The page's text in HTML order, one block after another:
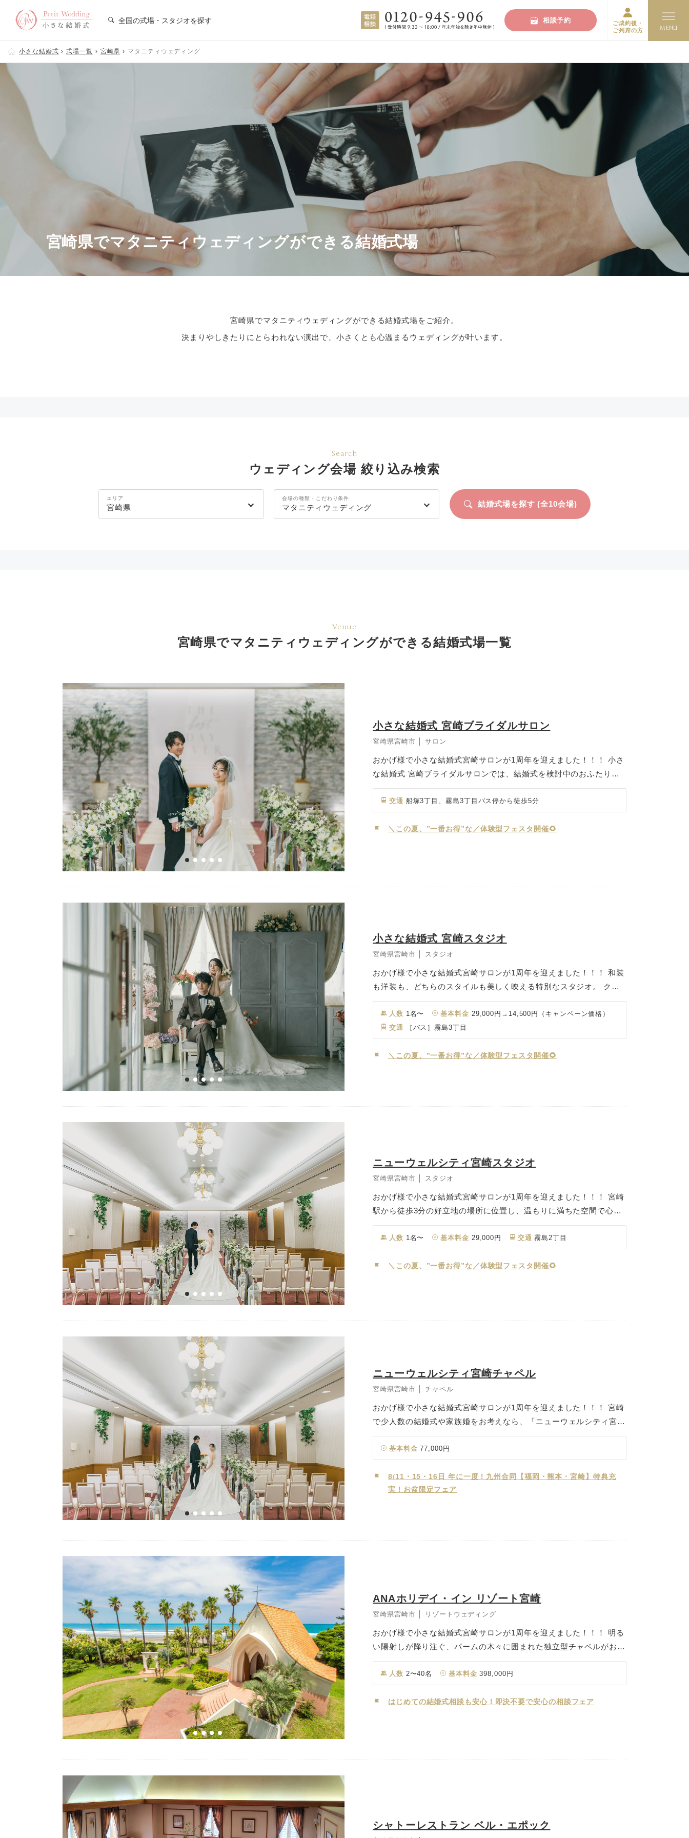
全国の式場・スタジオを探す 相談予約
ご成約後・
ご列席の方
小さな結婚式 式場一覧 宮崎県 マタニティウェディング
宮崎県でマタニティウェディングができる結婚式場
宮崎県でマタニティウェディングができる結婚式場をご紹介。
決まりやしきたりにとらわれない演出で、小さくとも心温まるウェディングが叶います。
Search
ウェディング会場 絞り込み検索
エリア
宮崎県
会場の種類・こだわり条件
マタニティウェディング 結婚式場を探す (全10会場)
Venue
宮崎県でマタニティウェディングができる結婚式場一覧
小さな結婚式 宮崎ブライダルサロン
宮崎県宮崎市 │ サロン
おかげ様で小さな結婚式宮崎サロンが1周年を迎えました！！！ 小さ
な結婚式 宮崎ブライダルサロンでは、結婚式を検討中のおふたりに
向けて、さまざまなスタイルをご提案しています。 ホテルやレスト
ランウェディング、神社式などの結婚式からフォトウェディングも相
談可能。 中でも、少人数結婚式や家族婚、アットホームな結婚式を
ご希望の方にはぴったりのプランをご用意。 「結婚式はしたいけ
交通 船塚3丁目、霧島3丁目バス停から徒歩5分
＼この夏、”一番お得”な／体験型フェスタ開催🌻
小さな結婚式 宮崎スタジオ
宮崎県宮崎市 │ スタジオ
おかげ様で小さな結婚式宮崎サロンが1周年を迎えました！！！ 和装
も洋装も、どちらのスタイルも美しく映える特別なスタジオ。 クラ
シカルな洋の世界観と、しっとりと品のある和の空気感── おふたり
の“らしさ”に合わせて自由に選べます♪ 上質なインテリアと自然光が
織りなす空間は、 どんなシーンでもドラマチックに仕上がるのが魅
力。 気取らず、でもしっかり特別感のある撮影をしたいカップルに
ぴったりです♡ ご家族とのお写真も、大切なペットとの撮影もOK♪
人数 1名〜 基本料金 29,000円→14,500円（キャンペーン価格）
交通
［バス］霧島3丁目
＼この夏、”一番お得”な／体験型フェスタ開催🌻
ニューウェルシティ宮崎スタジオ
宮崎県宮崎市 │ スタジオ
おかげ様で小さな結婚式宮崎サロンが1周年を迎えました！！！ 宮崎
駅から徒歩3分の好立地の場所に位置し、温もりに満ちた空間で心あ
たたまるセレモニーが叶います。撮影後には少人数での会食からアッ
トホームなパーティまで対応できる3つのバンケットをご用意。さら
に館内には本格的な神殿も備え、洋装・和装両方の撮影に対応可能。
ご希望に合わせた理想のフォトウェディングをお選びいただけます。
人数 1名〜 基本料金 29,000円 交通 霧島2丁目
＼この夏、”一番お得”な／体験型フェスタ開催🌻
ニューウェルシティ宮崎チャペル
宮崎県宮崎市 │ チャペル
おかげ様で小さな結婚式宮崎サロンが1周年を迎えました！！！ 宮崎
で少人数の結婚式や家族婚をお考えなら、「ニューウェルシティ宮崎
チャペル」へ。 宮崎駅から徒歩3分の好立地にある当会場は、アクセ
スも良く、親御様やゲストにも安心してお越しいただけます。 チャ
ペル「アンジェラス」では、温もりに満ちた空間で、ゲストとの距離
が近く、家族のまなざしに包まれるアットホームなチャペルウェディ
ングが実現します。披露宴には、テイストの異なる3つのバンケット
基本料金 77,000円
8/11・15・16日 年に一度！九州合同【福岡・熊本・宮崎】特典充
実！お盆限定フェア
ANAホリデイ・イン リゾート宮崎
宮崎県宮崎市 │ リゾートウェディング
おかげ様で小さな結婚式宮崎サロンが1周年を迎えました！！！ 明る
い陽射しが降り注ぐ、パームの木々に囲まれた独立型チャペルがおふ
たりの晴れ舞台。扉を開くとバージンロードの先には、青島の海と空
が広がります。どこまでも続く海と空のように、おふたりの未来が祝
福に満たされますように。 開放感溢れる美しい景色の中で、感動の
挙式が叶います。
人数 2〜40名 基本料金 398,000円
はじめての結婚式相談も安心！即決不要で安心の相談フェア
シャトーレストラン ベル・エポック